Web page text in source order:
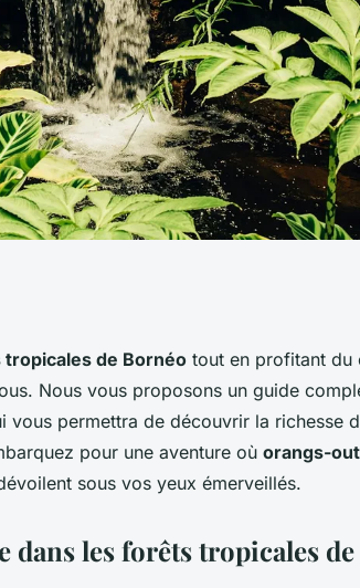
qui
découvrir
de Bornéo tout en profitant du
Nous vous proposons un guide
vous permettra de découvrir la richesse
pour une aventure où orangs-
sous vos yeux émerveillés.
dans les forêts tropicales